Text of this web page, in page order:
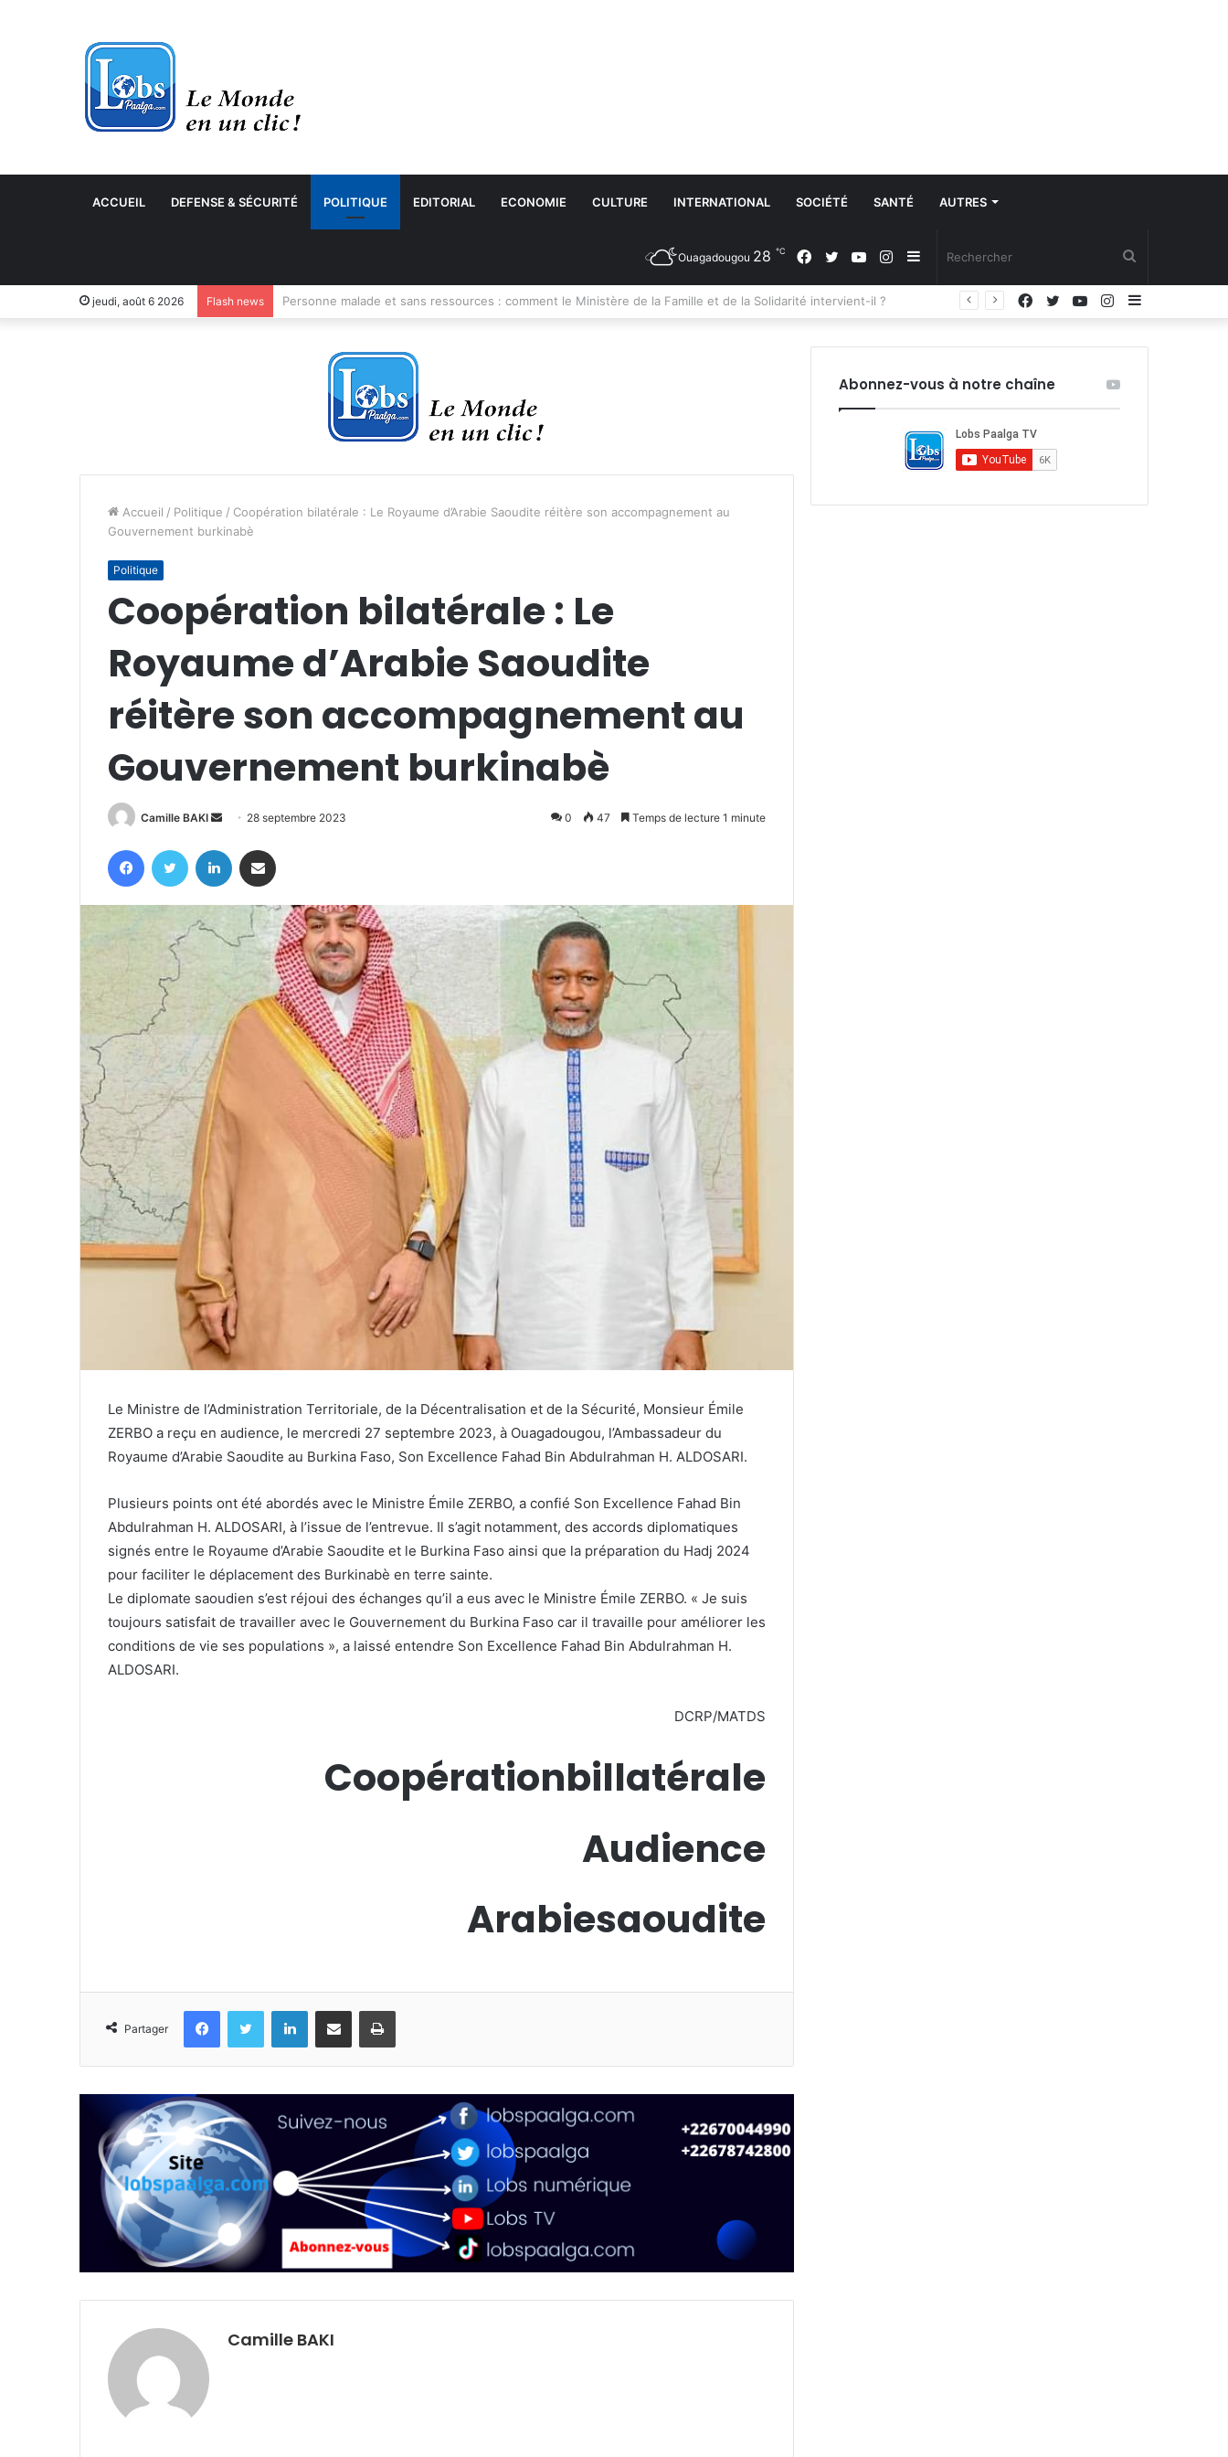
ACCUEIL DEFENSE & SÉCURITÉ POLITIQUE EDITORIAL ECONOMIE CULTURE INTERNATIONAL SOCIÉTÉ SANTÉ AUTRES
Sidebar
(barre
Instagram
YouTube
Twitter
Facebook
Ouagadougou 28 ℃
jeudi, août 6 2026 Flash news
Sidebar
Instagram
YouTube
Twitter
Facebook
Accueil / Politique / Coopération bilatérale : Le Royaume d’Arabie Saoudite réitère son accompagnement au
Gouvernement burkinabè
Politique
Coopération bilatérale : Le
Royaume d’Arabie Saoudite
réitère son accompagnement au
Gouvernement burkinabè
Camille BAKI
Envoyer
courriel
28 septembre 2023 0 47 Temps de lecture 1 minute
FacebookTwitter Linkedin
Le Ministre de l’Administration Territoriale, de la Décentralisation et de la Sécurité, Monsieur Émile
ZERBO a reçu en audience, le mercredi 27 septembre 2023, à Ouagadougou, l’Ambassadeur du
Royaume d’Arabie Saoudite au Burkina Faso, Son Excellence Fahad Bin Abdulrahman H. ALDOSARI.
Plusieurs points ont été abordés avec le Ministre Émile ZERBO, a confié Son Excellence Fahad Bin
Abdulrahman H. ALDOSARI, à l’issue de l’entrevue. Il s’agit notamment, des accords diplomatiques
signés entre le Royaume d’Arabie Saoudite et le Burkina Faso ainsi que la préparation du Hadj 2024
pour faciliter le déplacement des Burkinabè en terre sainte.
Le diplomate saoudien s’est réjoui des échanges qu’il a eus avec le Ministre Émile ZERBO. « Je suis
toujours satisfait de travailler avec le Gouvernement du Burkina Faso car il travaille pour améliorer les
conditions de vie ses populations », a laissé entendre Son Excellence Fahad Bin Abdulrahman H.
ALDOSARI.
DCRP/MATDS
Coopérationbillatérale
Audience
Arabiesaoudite
Partager
FacebookTwitter LinkedinPartager par email Imprimer
Camille BAKI
Abonnez-vous à notre chaîne